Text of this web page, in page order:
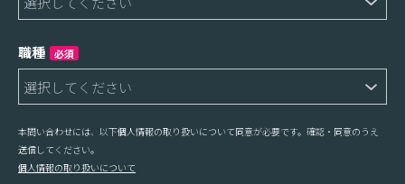
職種 必須
本問い合わせには、以下個人情報の取り扱いについて同意が必要です。確認・同意のうえ
送信してください。
個人情報の取り扱いについて